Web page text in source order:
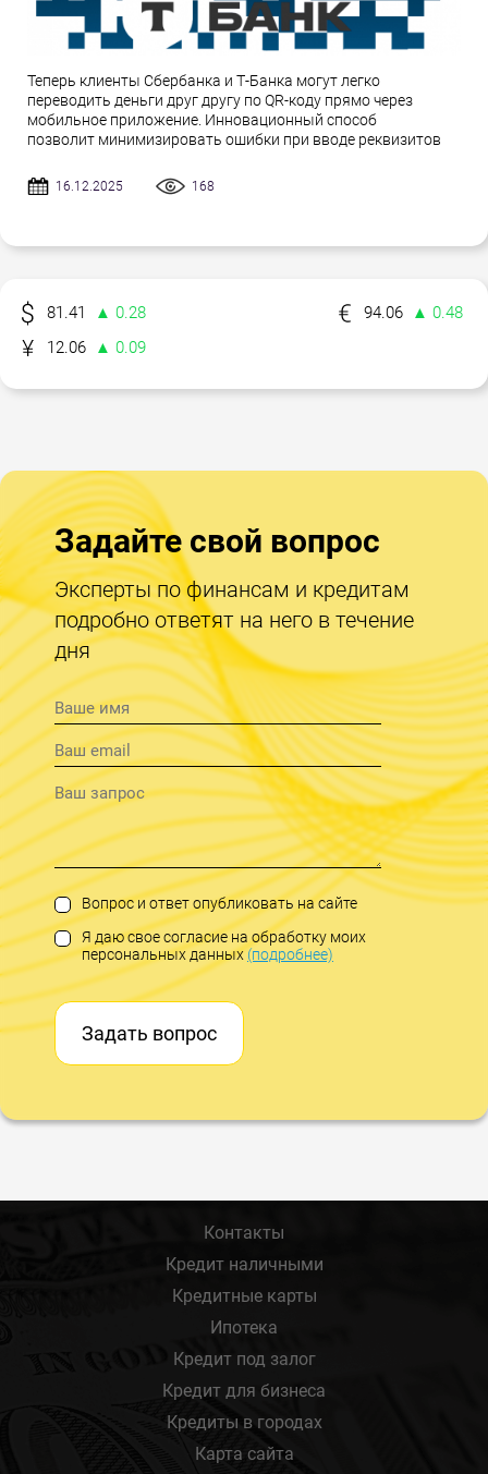
Теперь клиенты Сбербанка и Т-Банка могут легко
переводить деньги друг другу по QR-коду прямо через
мобильное приложение. Инновационный способ
позволит минимизировать ошибки при вводе реквизитов
16.12.2025 168
81.41 ▲ 0.28 94.06
▲ 0.48
12.06
▲ 0.09
Задайте свой вопрос
Эксперты по финансам и кредитам
подробно ответят на него в течение
дня
Вопрос и ответ опубликовать на сайте
Я даю свое согласие на обработку моих
персональных данных(подробнее)
Задать вопрос
Контакты
Кредит наличными
Кредитные карты
Ипотека
Кредит под залог
Кредит для бизнеса
Кредиты в городах
Карта сайта